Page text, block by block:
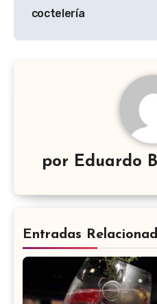
entradas
coctelería
por Eduardo
Entradas